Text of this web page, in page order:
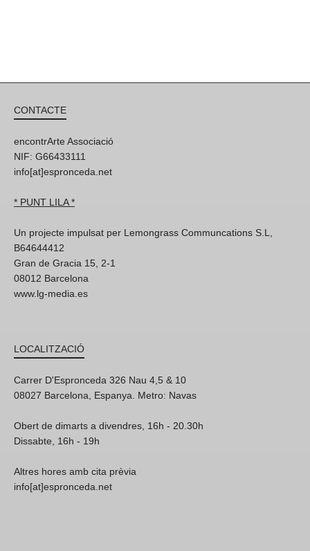
CONTACTE
encontrArte Associació
NIF: G66433111
info[at]espronceda.net
* PUNT LILA *
Un projecte impulsat per Lemongrass Communcations S.L,
B64644412
Gran de Gracia 15, 2-1
08012 Barcelona
www.lg-media.es
LOCALITZACIÓ
Carrer D'Espronceda 326 Nau 4,5 & 10
08027 Barcelona, Espanya. Metro: Navas
Obert de dimarts a divendres, 16h - 20.30h
Dissabte, 16h - 19h
Altres hores amb cita prèvia
info[at]espronceda.net